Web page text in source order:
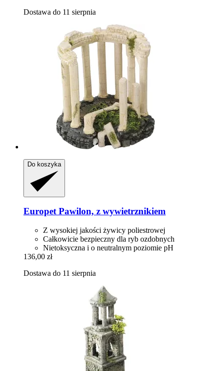
Dostawa do 11 sierpnia
Do koszyka
EuropetPawilon, z wywietrznikiem
Z wysokiej jakości żywicy poliestrowej
Całkowicie bezpieczny dla ryb ozdobnych
Nietoksyczna i o neutralnym poziomie pH
136,00 zł
Dostawa do 11 sierpnia